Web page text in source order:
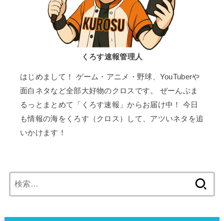
くろす速報管理人
はじめまして！ ゲーム・アニメ・野球、YouTuberや
面白ネタなど全部大好物のクロスです。 ぜーんぶま
るっとまとめて「くろす速報」からお届け中！ 今日
も情報の海をくろす（クロス）して、アツいネタを追
いかけます！
索: